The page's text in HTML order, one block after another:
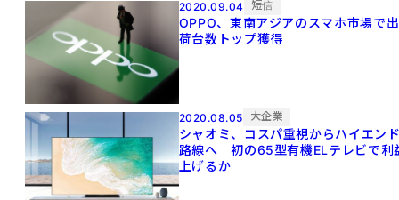
2020.09.04 短信
OPPO、東南アジアのスマホ市場で出
荷台数トップ獲得
2020.08.05 大企業
シャオミ、コスパ重視からハイエン
路線へ 初の65型有機ELテレビで利
上げるか